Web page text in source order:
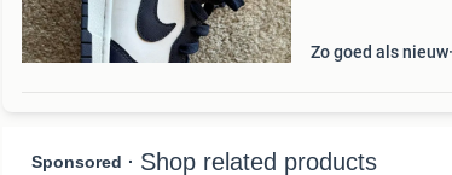
Zo goed als nieuw